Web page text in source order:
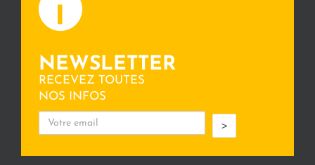
NEWSLETTER
RECEVEZ TOUTES
NOS INFOS
>